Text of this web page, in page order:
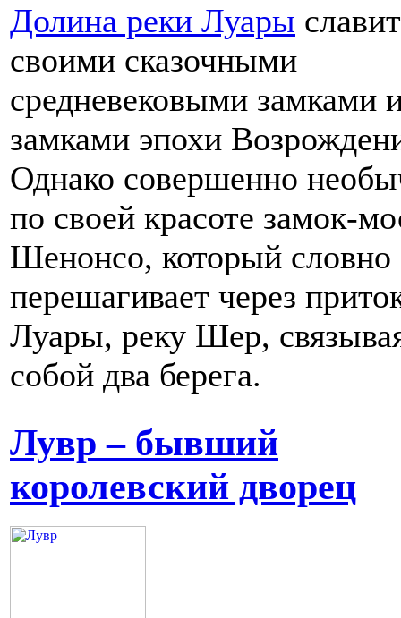
Долина реки Луары
своими сказочными
средневековыми замками
замками эпохи
Однако совершенно
по своей красоте замок-
Шенонсо, который словно
перешагивает через
Луары, реку Шер,
собой два берега.
Лувр – бывший
королевский дворец